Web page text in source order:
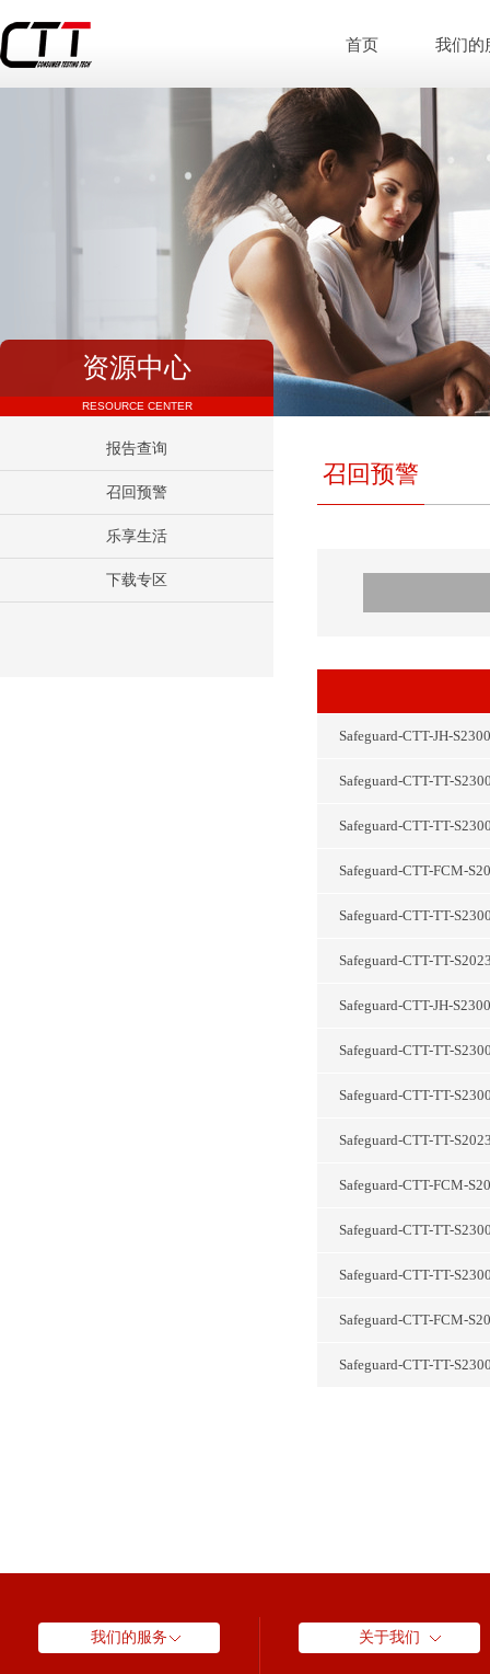
首页 我们的
资源中心
RESOURCE CENTER
报告查询
召回预警
乐享生活
下载专区
召回预警
Safeguard-CTT-JH-
Safeguard-CTT-TT-
Safeguard-CTT-TT-
Safeguard-CTT-FCM-
Safeguard-CTT-TT-
Safeguard-CTT-TT-
Safeguard-CTT-JH-
Safeguard-CTT-TT-
Safeguard-CTT-TT-
Safeguard-CTT-TT-
Safeguard-CTT-FCM-
Safeguard-CTT-TT-
Safeguard-CTT-TT-
Safeguard-CTT-FCM-
Safeguard-CTT-TT-
我们的服务 关于我们